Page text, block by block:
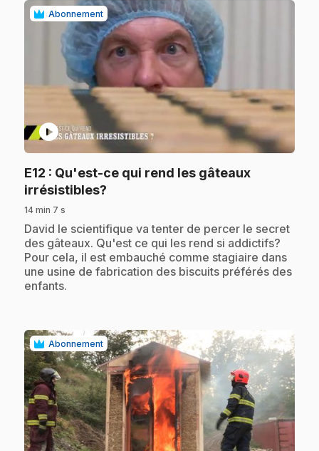
Abonnement
play_circle
E12 : Qu'est-ce qui rend les gâteaux
irrésistibles?
14 min 7 s
.David le scientifique va tenter de percer le secret
des gâteaux. Qu'est ce qui les rend si addictifs?
Pour cela, il est embauché comme stagiaire dans
une usine de fabrication des biscuits préférés des
enfants.
Abonnement